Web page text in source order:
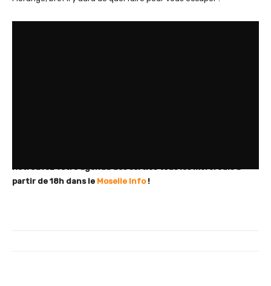
partir de 18h dans le Moselle Info!